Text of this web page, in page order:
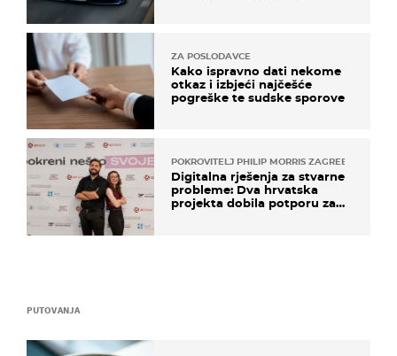
PUTOVANJA
ZA POSLODAVCE
Kako ispravno dati nekome
otkaz i izbjeći najčešće
pogreške te sudske sporove
POKROVITELJ PHILIP MORRIS ZAGREB
Digitalna rješenja za stvarne
probleme: Dva hrvatska
projekta dobila potporu za